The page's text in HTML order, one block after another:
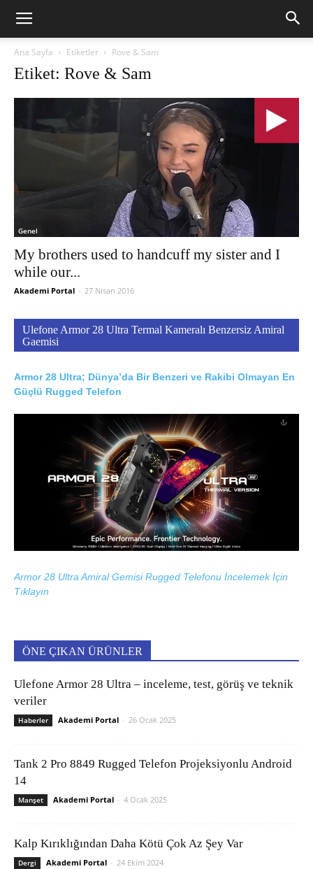
Ana Sayfa Etiketler Rove & Sam
Etiket: Rove & Sam
Genel
My brothers used to handcuff my sister and I
while our...
Akademi Portal - 27 Nisan 2016
Ulefone Armor 28 Ultra Termal Kameralı Benzersiz Amiral
Gaemisi
Armor 28 Ultra; Dünya’da Bir Benzeri ve Rakibi Olmayan En
Güçlü Rugged Telefon
Armor 28 Ultra Amiral Gemisi Rugged Telefonu İncelemek İçin
Tıklayın
ÖNE ÇIKAN ÜRÜNLER
Ulefone Armor 28 Ultra – inceleme, test, görüş ve teknik
veriler
Haberler Akademi Portal - 26 Ocak 2025
Tank 2 Pro 8849 Rugged Telefon Projeksiyonlu Android
14
Manşet Akademi Portal - 4 Ocak 2025
Kalp Kırıklığından Daha Kötü Çok Az Şey Var
Dergi Akademi Portal - 24 Ekim 2024